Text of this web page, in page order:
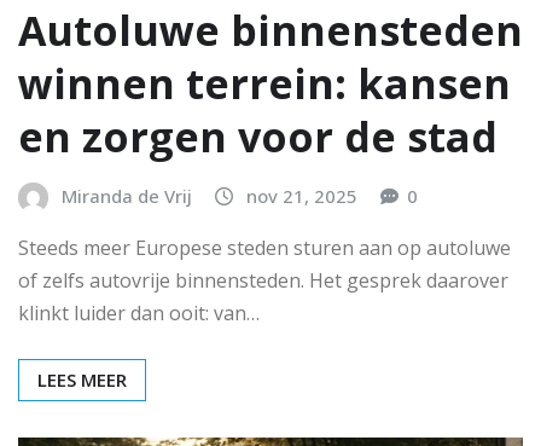
Autoluwe binnensteden
winnen terrein: kansen
en zorgen voor de stad
Miranda de Vrij nov 21, 2025 0
Steeds meer Europese steden sturen aan op autoluwe
of zelfs autovrije binnensteden. Het gesprek daarover
klinkt luider dan ooit: van…
LEES MEER